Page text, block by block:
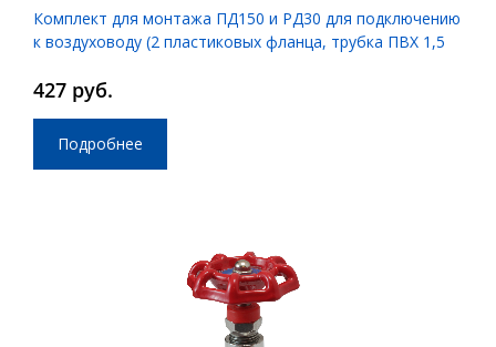
Комплект для монтажа ПД150 и РД30 для подключению
к воздуховоду (2 пластиковых фланца, трубка ПВХ 1,5
427 руб.
Подробнее